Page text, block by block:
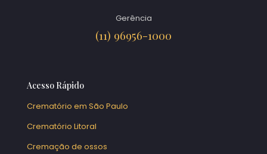
Gerência
(11) 96956-1000
Acesso Rápido
Crematório em São Paulo
Crematório Litoral
Cremação de ossos